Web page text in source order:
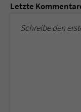
Letzte
Schreibe den